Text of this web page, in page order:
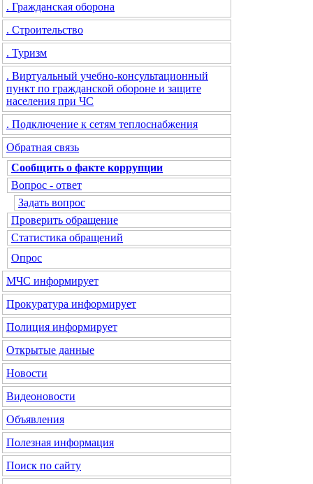
. Гражданская оборона
. Строительство
. Туризм
. Виртуальный учебно-консультационный
пункт по гражданской обороне и защите
населения при ЧС
. Подключение к сетям теплоснабжения
Обратная связь
Сообщить о факте коррупции
Вопрос - ответ
Задать вопрос
Проверить обращение
Статистика обращений
Опрос
МЧС информирует
Прокуратура информирует
Полиция информирует
Открытые данные
Новости
Видеоновости
Объявления
Полезная информация
Поиск по сайту